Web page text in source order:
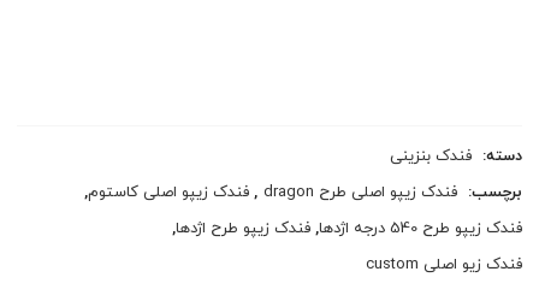
دسته: فندک بنزینی
برچسب: فندک زیپو اصلی طرح dragon ,فندک زیپو اصلی کاستوم,
فندک زیپو طرح 540 درجه اژدها
,فندک زیپو طرح اژدها,
فندک زیو اصلی custom